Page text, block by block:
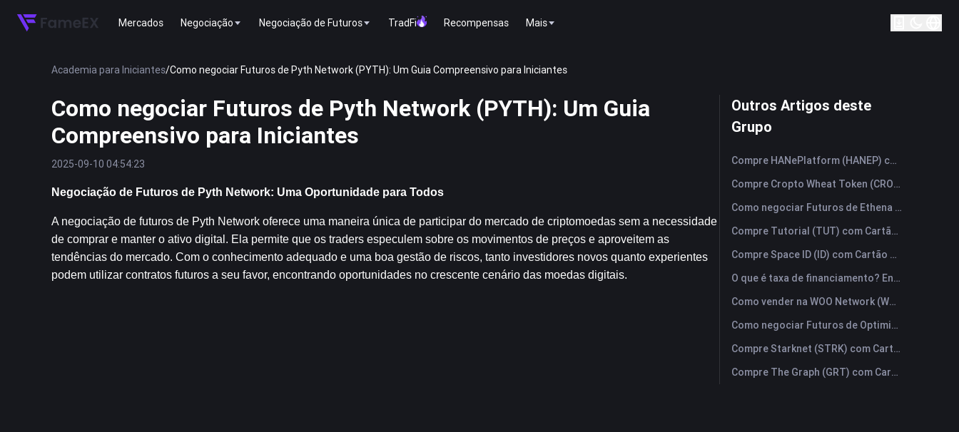
Mercados Negociação Negociação de Futuros TradFi Recompensas Mais
Academia para Iniciantes/Como negociar Futuros de Pyth Network (PYTH): Um Guia Compreensivo para Iniciantes
Como negociar Futuros de Pyth Network (PYTH): Um Guia
Compreensivo para Iniciantes
2025-09-10 04:54:23
Negociação de Futuros de Pyth Network: Uma Oportunidade para Todos
A negociação de futuros de Pyth Network oferece uma maneira única de participar do mercado de criptomoedas sem a necessidade
de comprar e manter o ativo digital. Ela permite que os traders especulem sobre os movimentos de preços e aproveitem as
tendências do mercado. Com o conhecimento adequado e uma boa gestão de riscos, tanto investidores novos quanto experientes
podem utilizar contratos futuros a seu favor, encontrando oportunidades no crescente cenário das moedas digitais.
Outros Artigos deste
Grupo
Compre HANePlatform (HANEP) com Cartão de Crédito ou Débito Instantaneamente
Compre Cropto Wheat Token (CROW) com Cartão de Crédito ou Débito Instantaneamente
Como negociar Futuros de Ethena (ENA): Um Guia Compreensivo para Iniciantes
Compre Tutorial (TUT) com Cartão de Crédito ou Débito Instantaneamente
Compre Space ID (ID) com Cartão de Crédito ou Débito Instantaneamente
O que é taxa de financiamento? Entendendo os sinais de mercado e seus usos indevidos mais comuns.
Como vender na WOO Network (WOO)? | FameEX
Como negociar Futuros de Optimism (OP): Um Guia Compreensivo para Iniciantes
Compre Starknet (STRK) com Cartão de Crédito ou Débito Instantaneamente
Compre The Graph (GRT) com Cartão de Crédito ou Débito Instantaneamente